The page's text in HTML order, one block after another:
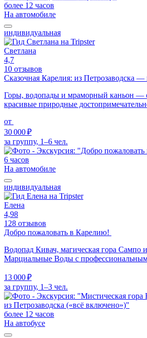
более 12 часов
На автомобиле
индивидуальная
Светлана
4,7
10 отзывов
Сказочная Карелия: из Петрозаводска —
Горы, водопады и мраморный каньон —
красивые природные
от
30 000 ₽
за группу, 1–6 чел.
6 часов
На автомобиле
индивидуальная
Елена
4,98
128 отзывов
Добро пожаловать в Карелию!
Водопад Кивач, магическая гора Сампо
Марциальные Воды с
13 000 ₽
за группу, 1–3 чел.
более 12 часов
На автобусе